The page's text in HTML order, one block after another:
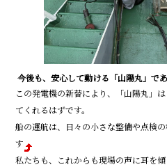
今後も、安心して動ける「山陽丸」で
この発電機の新替により、「山陽丸」
てくれるはずです。
船の運航は、日々の小さな整備や点検
す
私たちも、これからも現場の声に耳を